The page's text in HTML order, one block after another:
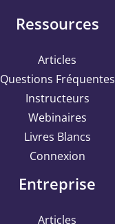
Ressources
Articles
Questions Fréquentes
Instructeurs
Webinaires
Livres Blancs
Connexion
Entreprise
Articles